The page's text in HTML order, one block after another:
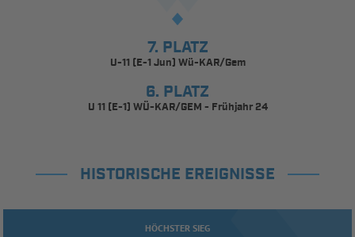
7. PLATZ
U-11 (E-1 Jun) Wü-KAR/Gem
6. PLATZ
U 11 (E-1) WÜ-KAR/GEM - Frühjahr 24
HISTORISCHE EREIGNISSE
HÖCHSTER SIEG